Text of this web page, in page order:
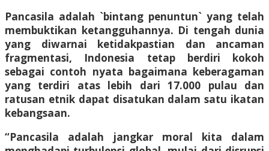
Pancasila adalah `bintang penuntun` yang telah
membuktikan ketangguhannya. Di tengah dunia
yang diwarnai ketidakpastian dan ancaman
fragmentasi, Indonesia tetap berdiri kokoh
sebagai contoh nyata bagaimana keberagaman
yang terdiri atas lebih dari 17.000 pulau dan
ratusan etnik dapat disatukan dalam satu ikatan
kebangsaan.
“Pancasila adalah jangkar moral kita dalam